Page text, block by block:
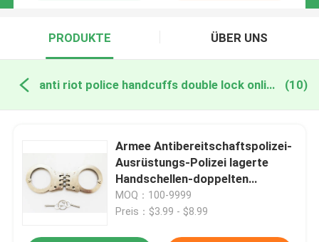
PRODUKTE ÜBER UNS
anti riot police handcuffs double lock online manufacture (10)
Armee Antibereitschaftspolizei-
Ausrüstungs-Polizei lagerte
Handschellen-doppelten
Verschluss schwenkbar
MOQ：100-9999
Preis：$3.99 - $8.99